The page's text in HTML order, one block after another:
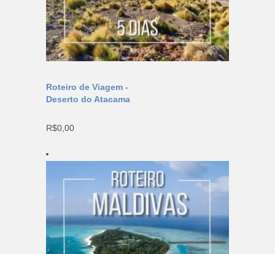
Roteiro de Viagem -
Deserto do Atacama
R$0,00